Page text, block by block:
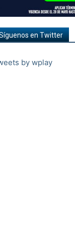
en Twitter
by wplay